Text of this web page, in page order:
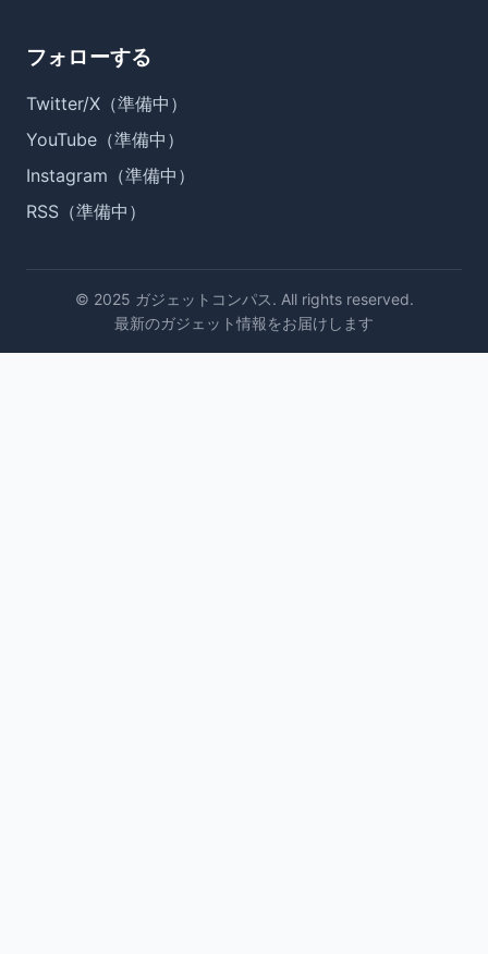
フォローする
Twitter/X（準備中）
YouTube（準備中）
Instagram（準備中）
RSS（準備中）
© 2025 ガジェットコンパス. All rights reserved.
最新のガジェット情報をお届けします